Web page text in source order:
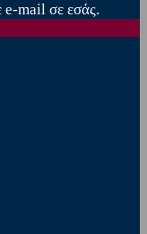
e-mail σε εσάς.